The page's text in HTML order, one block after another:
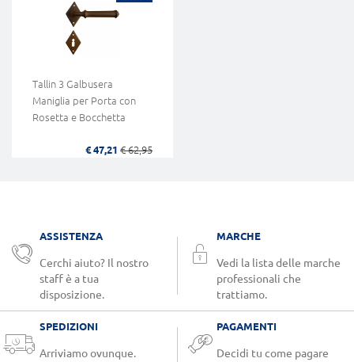
Tallin 3 Galbusera
Maniglia per Porta con
Rosetta e Bocchetta
€ 47,21 € 62,95
ASSISTENZA
Cerchi aiuto? Il nostro
staff è a tua
disposizione.
MARCHE
Vedi la lista delle marche
professionali che
trattiamo.
SPEDIZIONI
Arriviamo ovunque.
PAGAMENTI
Decidi tu come pagare